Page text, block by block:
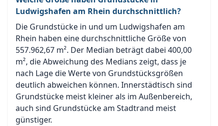
Ludwigshafen am Rhein durchschnittlich?
Die Grundstücke in und um Ludwigshafen am
Rhein haben eine durchschnittliche Größe von
557.962,67 m². Der Median beträgt dabei 400,00
m², die Abweichung des Medians zeigt, dass je
nach Lage die Werte von Grundstücksgrößen
deutlich abweichen können. Innerstädtisch sind
Grundstücke meist kleiner als im Außenbereich,
auch sind Grundstücke am Stadtrand meist
günstiger.